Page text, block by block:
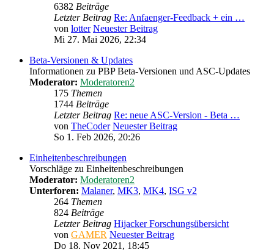
6382 Beiträge
Letzter Beitrag Re: Anfaenger-Feedback + ein …
von lotter Neuester Beitrag
Mi 27. Mai 2026, 22:34
Beta-Versionen & Updates
Informationen zu PBP Beta-Versionen und ASC-Updates
Moderator: Moderatoren2
175 Themen
1744 Beiträge
Letzter Beitrag Re: neue ASC-Version - Beta …
von TheCoder Neuester Beitrag
So 1. Feb 2026, 20:26
Einheitenbeschreibungen
Vorschläge zu Einheitenbeschreibungen
Moderator: Moderatoren2
Unterforen: Malaner, MK3, MK4, ISG v2
264 Themen
824 Beiträge
Letzter Beitrag Hijacker Forschungsübersicht
von GAMER Neuester Beitrag
Do 18. Nov 2021, 18:45